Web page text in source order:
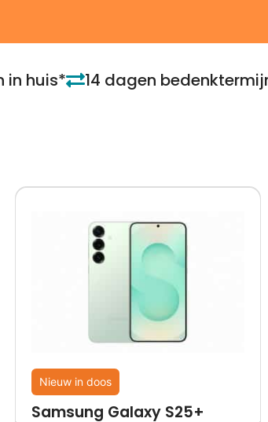
in huis* 14 dagen
Nieuw in doos
Samsung Galaxy S25+